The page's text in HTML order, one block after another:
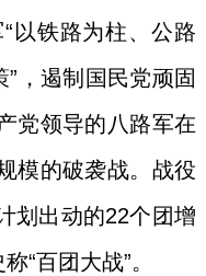
铁路为柱、公路
”，遏制国民党顽固
党领导的八路军在
模的破袭战。战役
划出动的22个团增
“百团大战”。